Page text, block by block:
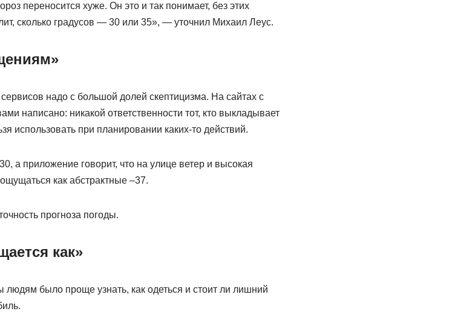
переносится хуже. Он это и так понимает, без этих
сколько градусов — 30 или 35», — уточнил Михаил Леус.
надо с большой долей скептицизма. На сайтах с
написано: никакой ответственности тот, кто выкладывает
использовать при планировании каких-то действий.
а приложение говорит, что на улице ветер и высокая
как абстрактные –37.
прогноза погоды.
как»
людям было проще узнать, как одеться и стоит ли лишний